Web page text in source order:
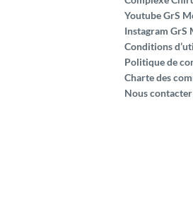
Youtube GrS
Instagram GrS
Conditions
Politique de
Charte des
Nous contacter